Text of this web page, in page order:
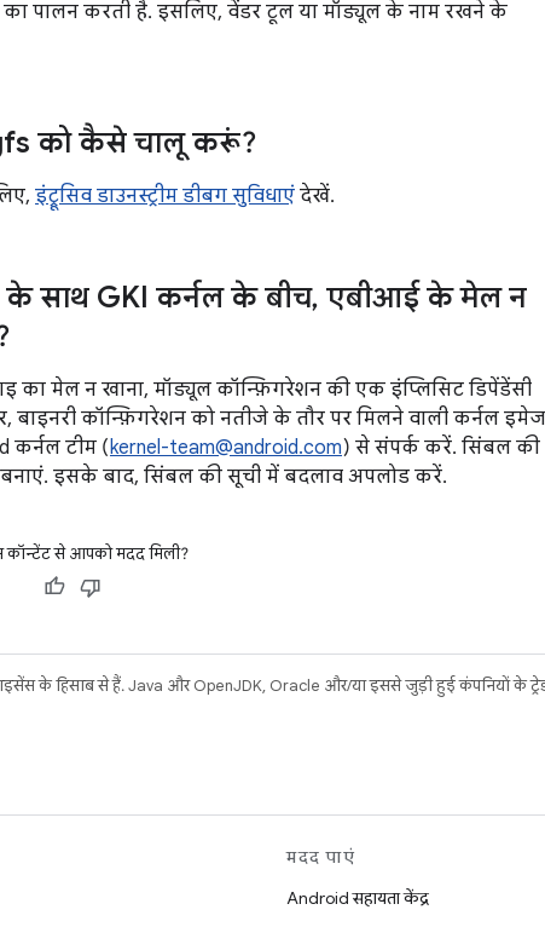
का पालन करती है. इसलिए, वेंडर टूल या मॉड्यूल के नाम रखने के
को कैसे चालू करूं?
इंट्रूसिव डाउनस्ट्रीम डीबग सुविधाएं देखें.
साथ GKI कर्नल के बीच, एबीआई के मेल न
मेल न खाना, मॉड्यूल कॉन्फ़िगरेशन की एक इंप्लिसिट डिपेंडेंसी
बाइनरी कॉन्फ़िगरेशन को नतीजे के तौर पर मिलने वाली कर्नल
कर्नल टीम (kernel-team@android.com) से संपर्क करें. सिंबल की
इसके बाद, सिंबल की सूची में बदलाव अपलोड करें.
कॉन्टेंट से आपको मदद मिली?
के हिसाब से हैं. Java और OpenJDK, Oracle और/या इससे जुड़ी हुई कंपनियों के
मदद पाएं
Android सहायता केंद्र